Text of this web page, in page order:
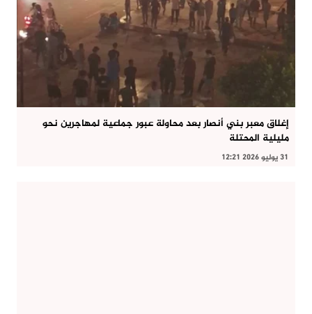
إغلاق معبر بني أنصار بعد محاولة عبور جماعية لمهاجرين نحو
مليلية المحتلة
31 يوليو 2026 12:21